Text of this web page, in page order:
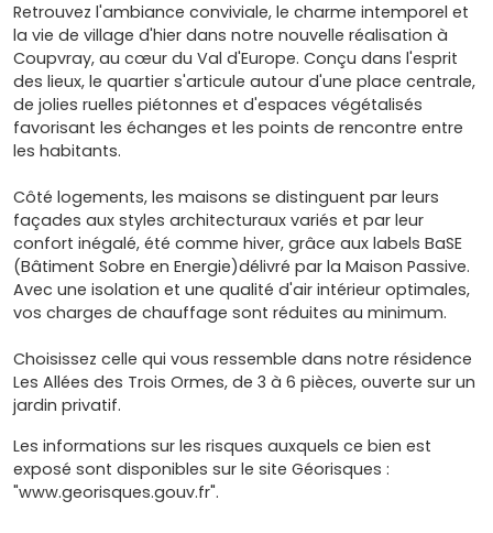
Retrouvez l'ambiance conviviale, le charme intemporel et
la vie de village d'hier dans notre nouvelle réalisation à
Coupvray, au cœur du Val d'Europe. Conçu dans l'esprit
des lieux, le quartier s'articule autour d'une place centrale,
de jolies ruelles piétonnes et d'espaces végétalisés
favorisant les échanges et les points de rencontre entre
les habitants.
Côté logements, les maisons se distinguent par leurs
façades aux styles architecturaux variés et par leur
confort inégalé, été comme hiver, grâce aux labels BaSE
(Bâtiment Sobre en Energie)délivré par la Maison Passive.
Avec une isolation et une qualité d'air intérieur optimales,
vos charges de chauffage sont réduites au minimum.
Choisissez celle qui vous ressemble dans notre résidence
Les Allées des Trois Ormes, de 3 à 6 pièces, ouverte sur un
jardin privatif.
Les informations sur les risques auxquels ce bien est
exposé sont disponibles sur le site Géorisques :
"www.georisques.gouv.fr".